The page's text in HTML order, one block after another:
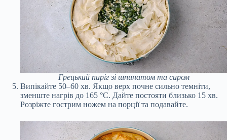
Грецький пиріг зі шпинатом та сиром
Випікайте 50–60 хв. Якщо верх почне сильно темніти,
зменште нагрів до 165 °С. Дайте постояти близько 15 хв.
Розріжте гострим ножем на порції та подавайте.